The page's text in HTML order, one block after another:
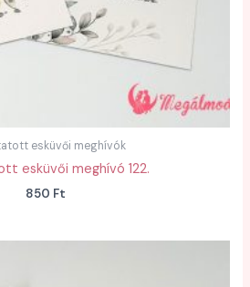
esküvői meghívók
esküvői meghívó 122.
850 Ft